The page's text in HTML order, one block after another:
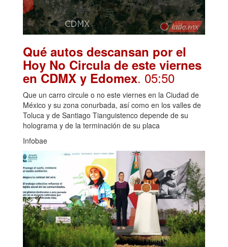
Qué autos descansan por el
Hoy No Circula de este viernes
en CDMX y Edomex. 05:50
Que un carro circule o no este viernes en la Ciudad de
México y su zona conurbada, así como en los valles de
Toluca y de Santiago Tianguistenco depende de su
holograma y de la terminación de su placa
Infobae